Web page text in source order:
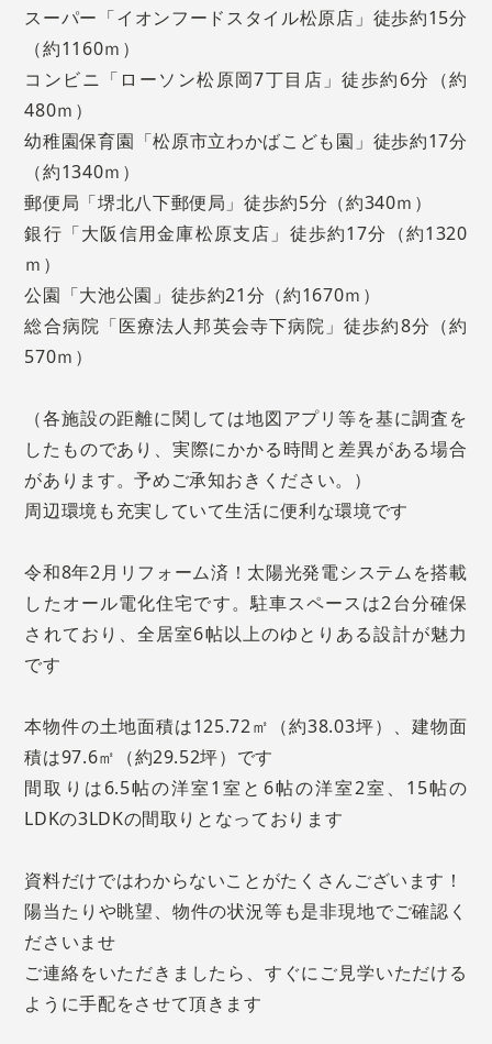
スーパー「イオンフードスタイル松原店」徒歩約15分
（約1160ｍ）
コンビニ「ローソン松原岡7丁目店」徒歩約6分（約
480ｍ）
幼稚園保育園「松原市立わかばこども園」徒歩約17分
（約1340ｍ）
郵便局「堺北八下郵便局」徒歩約5分（約340ｍ）
銀行「大阪信用金庫松原支店」徒歩約17分（約1320
ｍ）
公園「大池公園」徒歩約21分（約1670ｍ）
総合病院「医療法人邦英会寺下病院」徒歩約8分（約
570ｍ）
（各施設の距離に関しては地図アプリ等を基に調査を
したものであり、実際にかかる時間と差異がある場合
があります。予めご承知おきください。）
周辺環境も充実していて生活に便利な環境です
令和8年2月リフォーム済！太陽光発電システムを搭載
したオール電化住宅です。駐車スペースは2台分確保
されており、全居室6帖以上のゆとりある設計が魅力
です
本物件の土地面積は125.72㎡（約38.03坪）、建物面
積は97.6㎡（約29.52坪）です
間取りは6.5帖の洋室1室と6帖の洋室2室、15帖の
LDKの3LDKの間取りとなっております
資料だけではわからないことがたくさんございます！
陽当たりや眺望、物件の状況等も是非現地でご確認く
ださいませ
ご連絡をいただきましたら、すぐにご見学いただける
ように手配をさせて頂きます